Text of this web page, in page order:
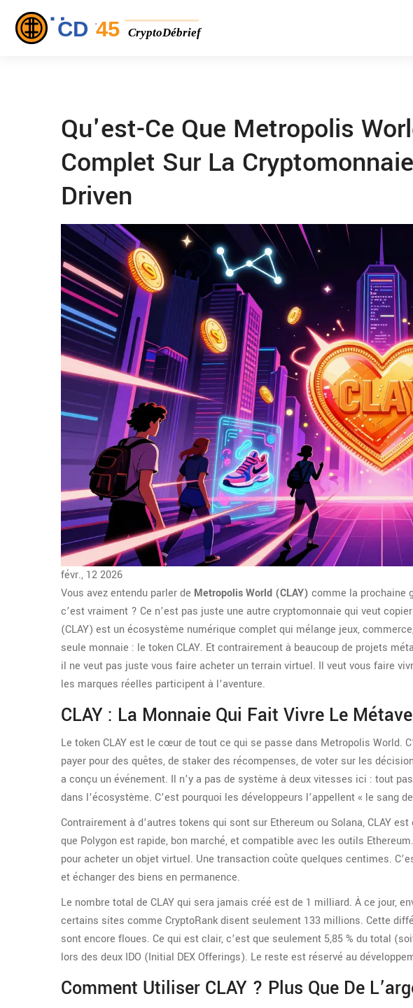
Qu'est-Ce Que Metropolis
Complet Sur La
Driven
févr., 12 2026
Vous avez entendu parler de Metropolis World (CLAY) comme la prochaine
c’est vraiment ? Ce n’est pas juste une autre cryptomonnaie qui veut
(CLAY) est un écosystème numérique complet qui mélange jeux,
seule monnaie : le token CLAY. Et contrairement à beaucoup de projets
il ne veut pas juste vous faire acheter un terrain virtuel. Il veut vous faire
les marques réelles participent à l’aventure.
CLAY : La Monnaie Qui Fait Vivre Le
Le token CLAY est le cœur de tout ce qui se passe dans Metropolis World.
payer pour des quêtes, de staker des récompenses, de voter sur les
a conçu un événement. Il n’y a pas de système à deux vitesses ici : tout
dans l’écosystème. C’est pourquoi les développeurs l’appellent « le sang
Contrairement à d’autres tokens qui sont sur Ethereum ou Solana, CLAY
que Polygon est rapide, bon marché, et compatible avec les outils
pour acheter un objet virtuel. Une transaction coûte quelques centimes.
et échanger des biens en permanence.
Le nombre total de CLAY qui sera jamais créé est de 1 milliard. À ce jour,
certains sites comme CryptoRank disent seulement 133 millions. Cette
sont encore floues. Ce qui est clair, c’est que seulement 5,85 % du total
lors des deux IDO (Initial DEX Offerings). Le reste est réservé au
Comment Utiliser CLAY ? Plus Que De